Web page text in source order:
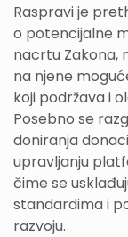
Raspravi je
o potencijalne
nacrtu Zakona,
na njene
koji podržava i
Posebno se
doniranja
upravljanju
čime se
standardima i
razvoju.